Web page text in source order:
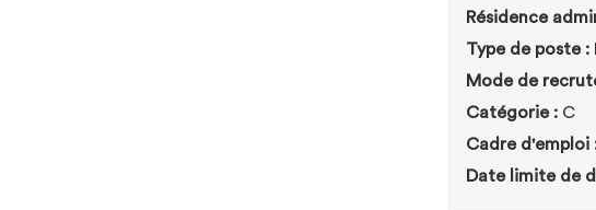
Résidence
Type de poste :
Mode de
Catégorie : C
Cadre d'emploi
Date limite de